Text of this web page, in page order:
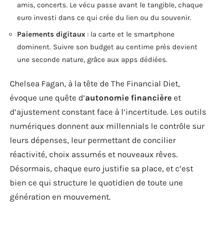
amis, concerts. Le vécu passe avant le tangible, chaque
euro investi dans ce qui crée du lien ou du souvenir.
Paiements digitaux : la carte et le smartphone
dominent. Suivre son budget au centime près devient
une seconde nature, grâce aux apps dédiées.
Chelsea Fagan, à la tête de The Financial Diet,
évoque une quête d’autonomie financière et
d’ajustement constant face à l’incertitude. Les outils
numériques donnent aux millennials le contrôle sur
leurs dépenses, leur permettant de concilier
réactivité, choix assumés et nouveaux rêves.
Désormais, chaque euro justifie sa place, et c’est
bien ce qui structure le quotidien de toute une
génération en mouvement.